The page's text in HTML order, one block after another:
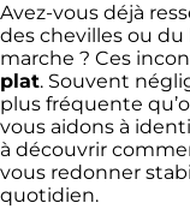
Avez-vous déjà
des chevilles ou
marche ? Ces
plat. Souvent
plus fréquente
vous aidons à
à découvrir
vous redonner
quotidien.